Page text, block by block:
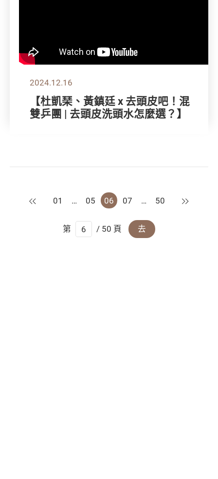
2024.12.16
【杜凱琹、黃鎮廷 x 去頭皮吧！混
雙乒團 | 去頭皮洗頭水怎麼選？】
上一頁
01 … 05 06 07 … 50 下一頁
第 / 50 頁 去